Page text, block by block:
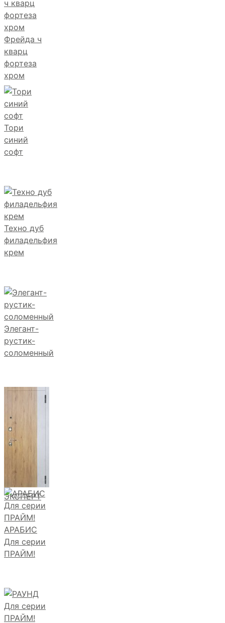
Фрейда ч
кварц
фортеза
хром
Тори
синий
софт
Техно дуб
филадельфия
крем
Элегант-
рустик-
соломенный
ЭКСПЕРТ
АРАБИС
Для серии
ПРАЙМ!